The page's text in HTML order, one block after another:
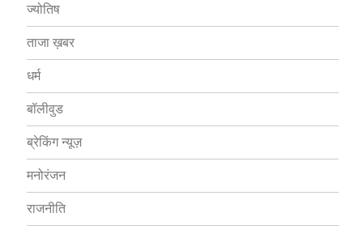
ज्योतिष
ताजा ख़बर
धर्म
बॉलीवुड
ब्रेकिंग न्यूज़
मनोरंजन
राजनीति